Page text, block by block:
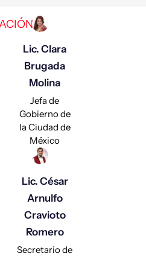
Lic. Clara
Brugada
Molina
Jefa de
Gobierno de
la Ciudad de
México
Lic. César
Arnulfo
Cravioto
Romero
Secretario de